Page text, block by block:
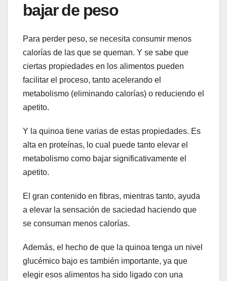
bajar de peso
Para perder peso, se necesita consumir menos
calorías de las que se queman. Y se sabe que
ciertas propiedades en los alimentos pueden
facilitar el proceso, tanto acelerando el
metabolismo (eliminando calorías) o reduciendo el
apetito.
Y la quinoa tiene varias de estas propiedades. Es
alta en proteínas, lo cual puede tanto elevar el
metabolismo como bajar significativamente el
apetito.
El gran contenido en fibras, mientras tanto, ayuda
a elevar la sensación de saciedad haciendo que
se consuman menos calorías.
Además, el hecho de que la quinoa tenga un nivel
glucémico bajo es también importante, ya que
elegir esos alimentos ha sido ligado con una